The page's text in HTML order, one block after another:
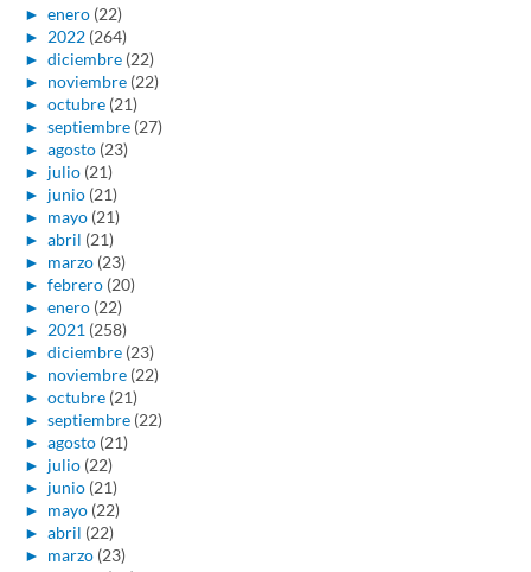
► enero (22)
► 2022 (264)
► diciembre (22)
► noviembre (22)
► octubre (21)
► septiembre (27)
► agosto (23)
► julio (21)
► junio (21)
► mayo (21)
► abril (21)
► marzo (23)
► febrero (20)
► enero (22)
► 2021 (258)
► diciembre (23)
► noviembre (22)
► octubre (21)
► septiembre (22)
► agosto (21)
► julio (22)
► junio (21)
► mayo (22)
► abril (22)
► marzo (23)